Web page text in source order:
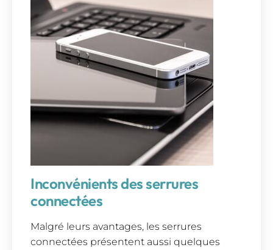
Inconvénients des serrures
connectées
Malgré leurs avantages, les serrures
connectées présentent aussi quelques